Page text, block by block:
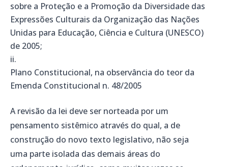
sobre a Proteção e a Promoção da Diversidade das
Expressões Culturais da Organização das Nações
Unidas para Educação, Ciência e Cultura (UNESCO)
de 2005;
Plano Constitucional, na observância do teor da
Emenda Constitucional n. 48/2005
A revisão da lei deve ser norteada por um
pensamento sistêmico através do qual, a de
construção do novo texto legislativo, não seja
uma parte isolada das demais áreas do